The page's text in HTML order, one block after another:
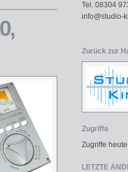
Tel. 08304
info@studio-
Zurück zur
Zugriffe
Zugriffe
LETZTE